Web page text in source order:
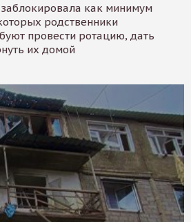
заблокировала как минимум
родственники
провести ротацию, дать
их домой